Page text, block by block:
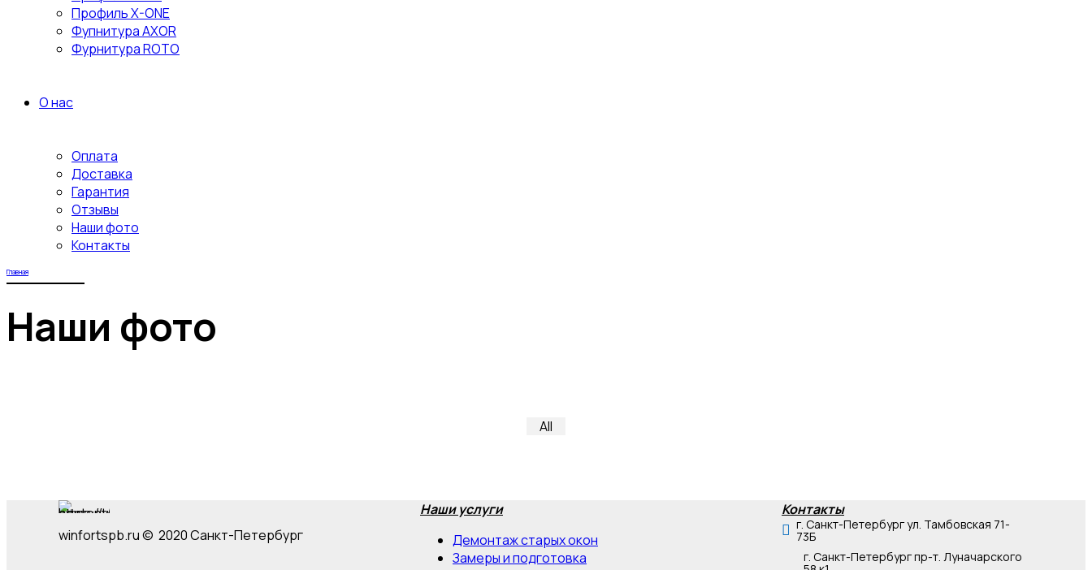
Профиль X-ONE
Фупнитура AXOR
Фурнитура ROTO
О нас
Оплата
Доставка
Гарантия
Отзывы
Наши фото
Контакты
Главная
Наши фото
All
winfortspb.ru © 2020 Санкт-Петербург
Наши услуги
Демонтаж старых окон
Замеры и подготовка
Контакты
г. Санкт-Петербург ул. Тамбовская 71-
73Б
г. Санкт-Петербург пр-т. Луначарского